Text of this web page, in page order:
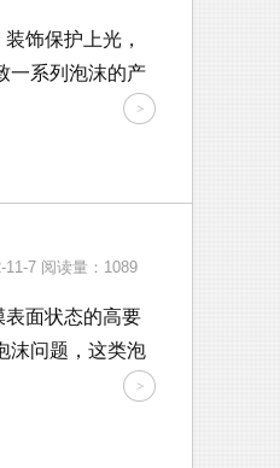
饰保护上光，
一系列泡沫的产
11-7 阅读量：1089
面状态的高要
沫问题，这类泡